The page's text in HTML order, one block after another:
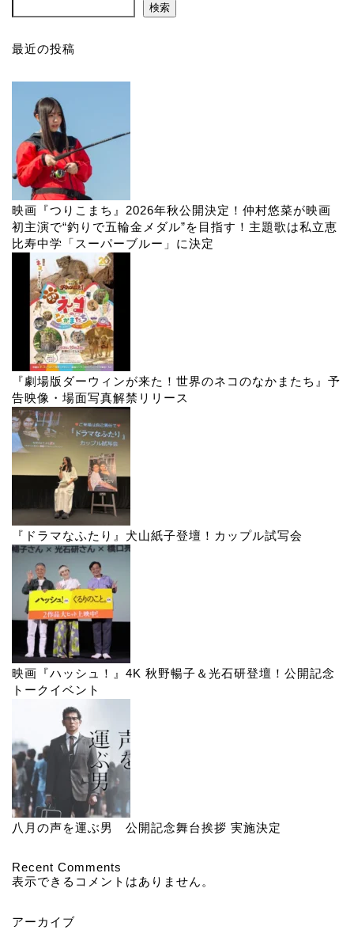
検索
最近の投稿
映画『つりこまち』2026年秋公開決定！仲村悠菜が映画
初主演で“釣りで五輪金メダル”を目指す！主題歌は私立恵
比寿中学「スーパーブルー」に決定
『劇場版ダーウィンが来た！世界のネコのなかまたち』予
告映像・場面写真解禁リリース
『ドラマなふたり』犬山紙子登壇！カップル試写会
映画『ハッシュ！』4K 秋野暢子＆光石研登壇！公開記念
トークイベント
八月の声を運ぶ男 公開記念舞台挨拶 実施決定
Recent Comments
表示できるコメントはありません。
アーカイブ